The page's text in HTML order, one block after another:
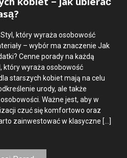
który wyraża osobowość
– wybór ma znaczenie Jak
Cenne porady na każdą
który wyraża osobowość
starszych kobiet mają na celu
urody, ale także
Ważne jest, aby w
czuć się komfortowo oraz
zainwestować w klasyczne […]